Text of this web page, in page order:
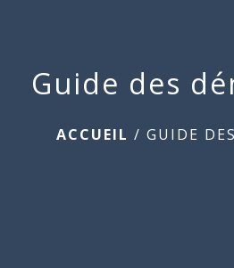
Guide des
ACCUEIL / GUIDE